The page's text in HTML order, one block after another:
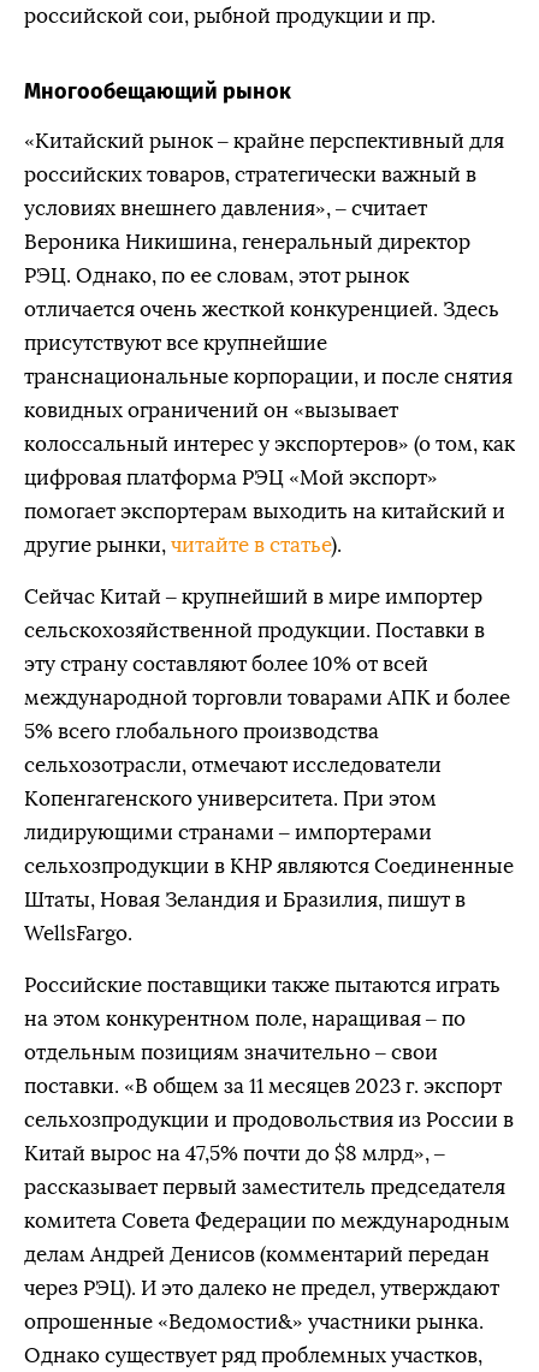
российской сои, рыбной продукции и пр.
Многообещающий рынок
«Китайский рынок – крайне перспективный для
российских товаров, стратегически важный в
условиях внешнего давления», – считает
Вероника Никишина, генеральный директор
РЭЦ. Однако, по ее словам, этот рынок
отличается очень жесткой конкуренцией. Здесь
присутствуют все крупнейшие
транснациональные корпорации, и после снятия
ковидных ограничений он «вызывает
колоссальный интерес у экспортеров» (о том, как
цифровая платформа РЭЦ «Мой экспорт»
помогает экспортерам выходить на китайский и
другие рынки,читайте в статье).
Сейчас Китай – крупнейший в мире импортер
сельскохозяйственной продукции. Поставки в
эту страну составляют более 10% от всей
международной торговли товарами АПК и более
5% всего глобального производства
сельхозотрасли, отмечают исследователи
Копенгагенского университета. При этом
лидирующими странами – импортерами
сельхозпродукции в КНР являются Соединенные
Штаты, Новая Зеландия и Бразилия, пишут в
WellsFargo.
Российские поставщики также пытаются играть
на этом конкурентном поле, наращивая – по
отдельным позициям значительно – свои
поставки. «В общем за 11 месяцев 2023 г. экспорт
сельхозпродукции и продовольствия из России в
Китай вырос на 47,5% почти до $8 млрд», –
рассказывает первый заместитель председателя
комитета Совета Федерации по международным
делам Андрей Денисов (комментарий передан
через РЭЦ). И это далеко не предел, утверждают
опрошенные «Ведомости&» участники рынка.
Однако существует ряд проблемных участков,